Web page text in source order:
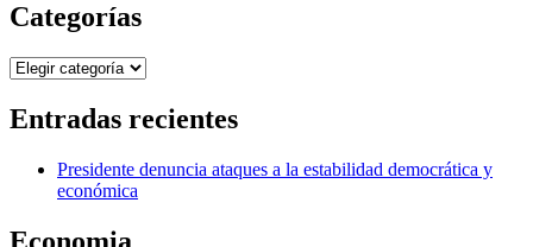
Categorías
Categorías
Entradas recientes
Presidente denuncia ataques a la estabilidad democrática y
económica
Economia